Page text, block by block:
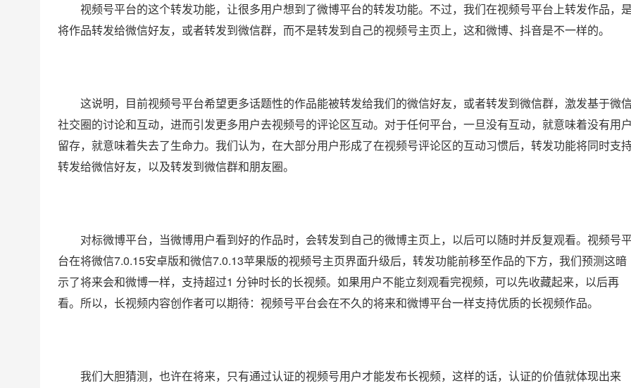
视频号平台的这个转发功能，让很多用户想到了微博平台的转发功能。不过，我们在视频号平台上转发作品，
将作品转发给微信好友，或者转发到微信群，而不是转发到自己的视频号主页上，这和微博、抖音是不一样的。
这说明，目前视频号平台希望更多话题性的作品能被转发给我们的微信好友，或者转发到微信群，激发基于微
社交圈的讨论和互动，进而引发更多用户去视频号的评论区互动。对于任何平台，一旦没有互动，就意味着没有用
留存，就意味着失去了生命力。我们认为，在大部分用户形成了在视频号评论区的互动习惯后，转发功能将同时支
转发给微信好友，以及转发到微信群和朋友圈。
对标微博平台，当微博用户看到好的作品时，会转发到自己的微博主页上，以后可以随时并反复观看。视频号
台在将微信7.0.15安卓版和微信7.0.13苹果版的视频号主页界面升级后，转发功能前移至作品的下方，我们预测这暗
示了将来会和微博一样，支持超过1 分钟时长的长视频。如果用户不能立刻观看完视频，可以先收藏起来，以后再
看。所以，长视频内容创作者可以期待：视频号平台会在不久的将来和微博平台一样支持优质的长视频作品。
我们大胆猜测，也许在将来，只有通过认证的视频号用户才能发布长视频，这样的话，认证的价值就体现出来